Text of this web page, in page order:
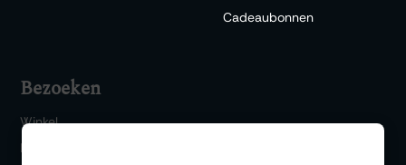
Cadeaubonnen
Bezoeken
Winkel
Bar 1717